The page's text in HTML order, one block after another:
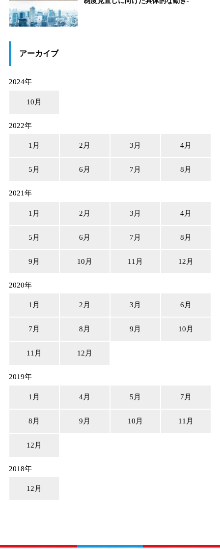
アーカイブ
2024年
10月
2022年
1月 2月 3月 4月
5月 6月 7月 8月
2021年
1月 2月 3月 4月
5月 6月 7月 8月
9月 10月 11月 12月
2020年
1月 2月 3月 6月
7月 8月 9月 10月
11月 12月
2019年
1月 4月 5月 7月
8月 9月 10月 11月
12月
2018年
12月